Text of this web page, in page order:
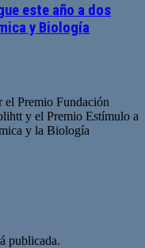
este año a dos
y Biología
el Premio Fundación
y el Premio Estímulo a
y la Biología
publicada.